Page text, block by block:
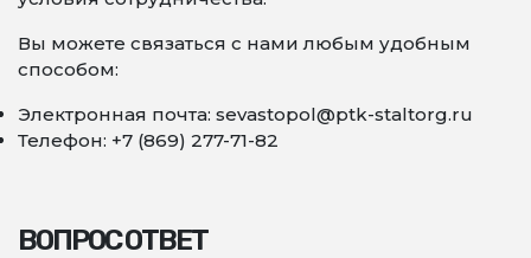
Вы можете связаться с нами любым удобным
способом:
Электронная почта: sevastopol@ptk-staltorg.ru
Телефон: +7 (869) 277-71-82
ВОПРОС ОТВЕТ